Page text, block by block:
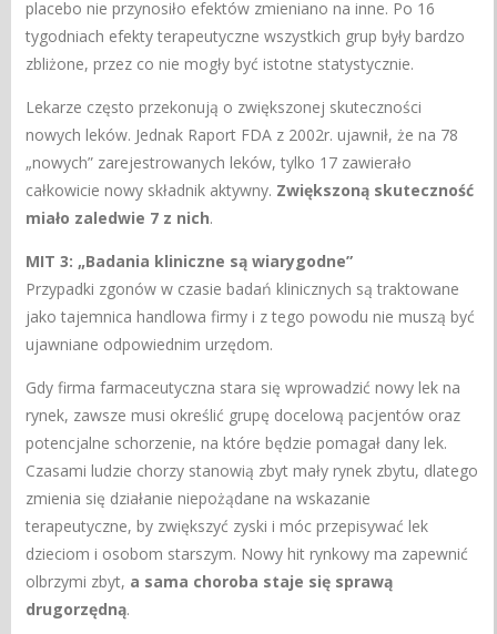
placebo nie przynosiło efektów zmieniano na inne. Po 16
tygodniach efekty terapeutyczne wszystkich grup były bardzo
zbliżone, przez co nie mogły być istotne statystycznie.
Lekarze często przekonują o zwiększonej skuteczności
nowych leków. Jednak Raport FDA z 2002r. ujawnił, że na 78
„nowych” zarejestrowanych leków, tylko 17 zawierało
całkowicie nowy składnik aktywny. Zwiększoną skuteczność
miało zaledwie 7 z nich.
MIT 3: „Badania kliniczne są wiarygodne”
Przypadki zgonów w czasie badań klinicznych są traktowane
jako tajemnica handlowa firmy i z tego powodu nie muszą być
ujawniane odpowiednim urzędom.
Gdy firma farmaceutyczna stara się wprowadzić nowy lek na
rynek, zawsze musi określić grupę docelową pacjentów oraz
potencjalne schorzenie, na które będzie pomagał dany lek.
Czasami ludzie chorzy stanowią zbyt mały rynek zbytu, dlatego
zmienia się działanie niepożądane na wskazanie
terapeutyczne, by zwiększyć zyski i móc przepisywać lek
dzieciom i osobom starszym. Nowy hit rynkowy ma zapewnić
olbrzymi zbyt, a sama choroba staje się sprawą
drugorzędną.